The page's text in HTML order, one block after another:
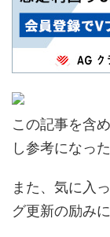
この記事を含
し参考になっ
また、気に入
グ更新の励み